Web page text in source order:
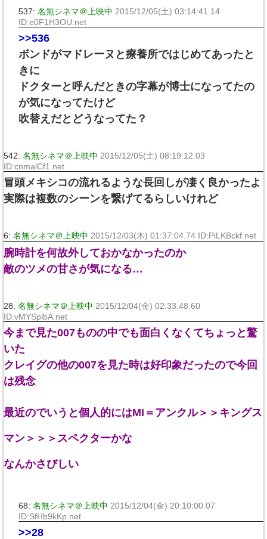
537: 名無シネマ＠上映中 2015/12/05(土) 03:14:41.14
ID:e0F1H3OU.net
>>536
ボンドがマドレーヌと療養所ではじめてあったと
きに
ドクターと呼んだときの字幕が博士になってたの
が気になってたけど
吹替えだとどうなってた？
542: 名無シネマ＠上映中 2015/12/05(土) 08:19:12.03
ID:cnmalCf1.net
冒頭メキシコの流れるような長回しが凄く良かったよ
実際は複数のシーンを繋げてるらしいけれど
6: 名無シネマ＠上映中 2015/12/03(木) 01:37:04.74 ID:PiLKBckf.net
腕時計を何故外しておかなかったのか
敵のツメの甘さが気になる…
28: 名無シネマ＠上映中 2015/12/04(金) 02:33:48.60
ID:vMYSplbA.net
今まで見た007ものの中でも面白くなくてちょっと驚
いた
クレイグの他の007を見た時は好印象だったので今回
は残念
最近のでいうと個人的にはMI＝アンクル＞＞キングス
マン＞＞＞スペクターかな
なんかさびしい
68: 名無シネマ＠上映中 2015/12/04(金) 20:10:00.07
ID:SfHb9kKp.net
>>28